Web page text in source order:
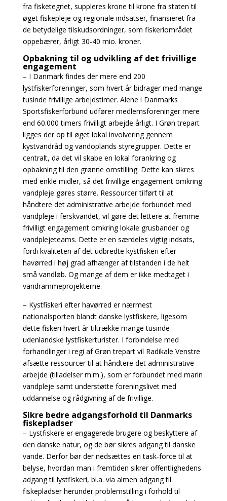
fra fisketegnet, suppleres krone til krone fra staten til
øget fiskepleje og regionale indsatser, finansieret fra
de betydelige tilskudsordninger, som fiskeriområdet
oppebærer, årligt 30-40 mio. kroner.
Opbakning til og udvikling af det frivillige
engagement
– I Danmark findes der mere end 200
lystfiskerforeninger, som hvert år bidrager med mange
tusinde frivillige arbejdstimer. Alene i Danmarks
Sportsfiskerforbund udfører medlemsforeninger mere
end 60.000 timers frivilligt arbejde årligt. I Grøn trepart
ligges der op til øget lokal involvering gennem
kystvandråd og vandoplands styregrupper. Dette er
centralt, da det vil skabe en lokal forankring og
opbakning til den grønne omstilling. Dette kan sikres
med enkle midler, så det frivillige engagement omkring
vandpleje gøres større. Ressourcer tilført til at
håndtere det administrative arbejde forbundet med
vandpleje i ferskvandet, vil gøre det lettere at fremme
frivilligt engagement omkring lokale grusbander og
vandplejeteams. Dette er en særdeles vigtig indsats,
fordi kvaliteten af det udbredte kystfiskeri efter
havørred i høj grad afhænger af tilstanden i de helt
små vandløb. Og mange af dem er ikke medtaget i
vandrammeprojekterne.
– Kystfiskeri efter havørred er nærmest
nationalsporten blandt danske lystfiskere, ligesom
dette fiskeri hvert år tiltrække mange tusinde
udenlandske lystfiskerturister. I forbindelse med
forhandlinger i regi af Grøn trepart vil Radikale Venstre
afsætte ressourcer til at håndtere det administrative
arbejde (tilladelser m.m.), som er forbundet med marin
vandpleje samt understøtte foreningslivet med
uddannelse og rådgivning af de frivillige.
Sikre bedre adgangsforhold til Danmarks
fiskepladser
– Lystfiskere er engagerede brugere og beskyttere af
den danske natur, og de bør sikres adgang til danske
vande. Derfor bør der nedsættes en task-force til at
belyse, hvordan man i fremtiden sikrer offentlighedens
adgang til lystfiskeri, bl.a. via almen adgang til
fiskepladser herunder problemstilling i forhold til